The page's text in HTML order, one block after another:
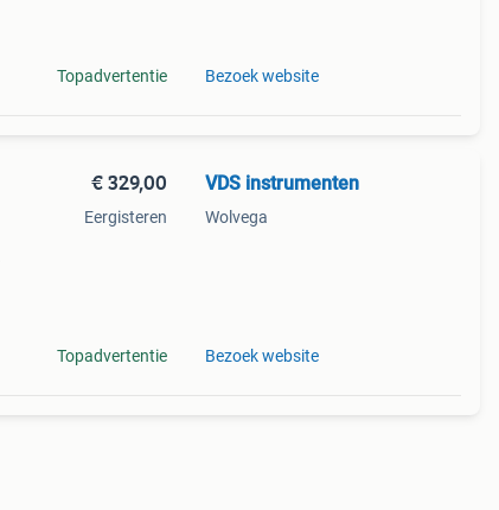
Topadvertentie Bezoek website
€ 329,00
Eergisteren
Topadvertentie
VDS instrumenten
Wolvega
Bezoek website